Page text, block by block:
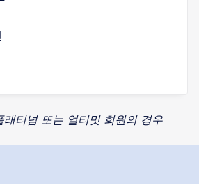
래티넘 또는 얼티밋 회원의 경우